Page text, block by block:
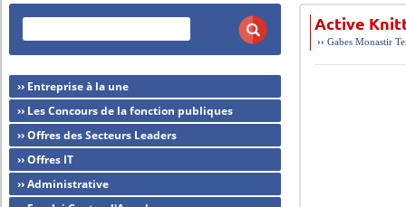
Active
››Gabes Monastir
›› Entreprise à la une
›› Les Concours de la fonction publiques
›› Offres des Secteurs Leaders
›› Offres IT
›› Administrative